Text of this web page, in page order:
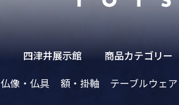
四津井展示館 商品カテゴリー
仏像・仏具 額・掛軸 テーブルウェア